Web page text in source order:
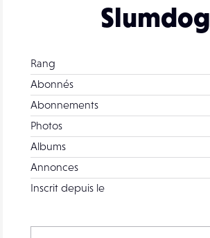
Slumdog
Rang
Abonnés
Abonnements
Photos
Albums
Annonces
Inscrit depuis le